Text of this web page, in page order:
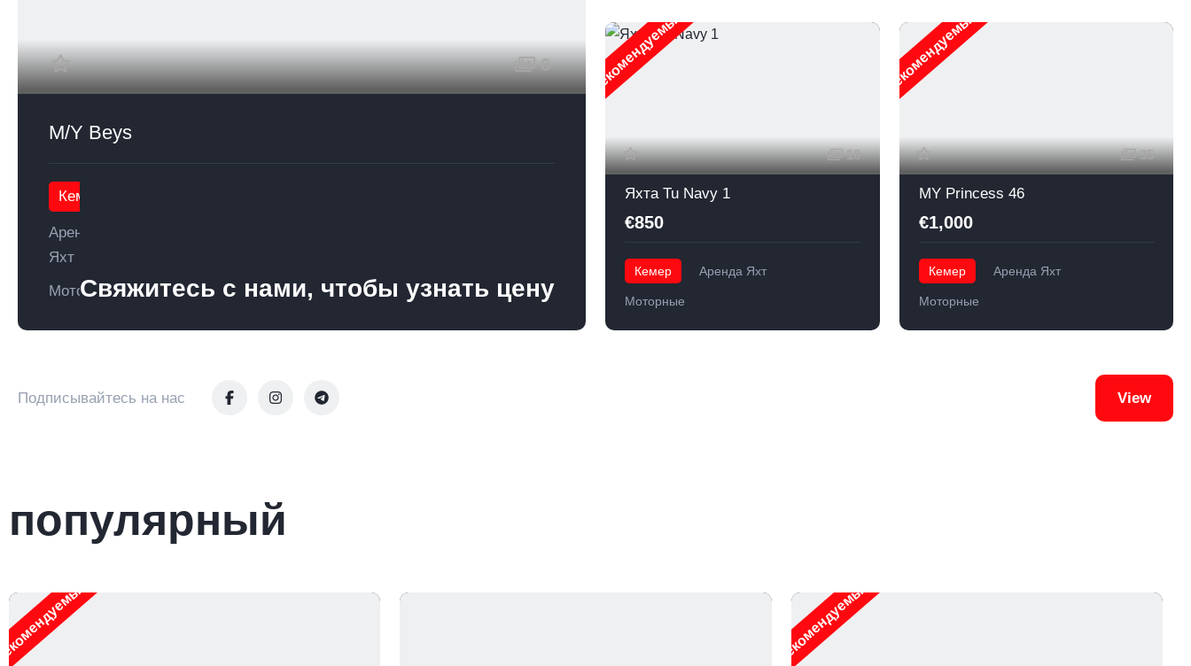
6
M/Y Beys
Кемер
Аренда
Яхт
Моторные
Свяжитесь с нами, чтобы узнать цену
Рекомендуемые
18
Яхта Tu Navy 1
€850
Кемер Аренда Яхт
Моторные
Рекомендуемые
35
MY Princess 46
€1,000
Кемер Аренда Яхт
Моторные
Подписывайтесь на нас View
популярный
Рекомендуемые